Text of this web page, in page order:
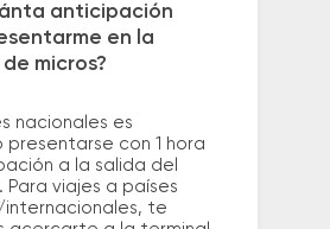
anticipación
en la
micros?
nacionales es
presentarse con 1 hora
a la salida del
Para viajes a países
internacionales, te